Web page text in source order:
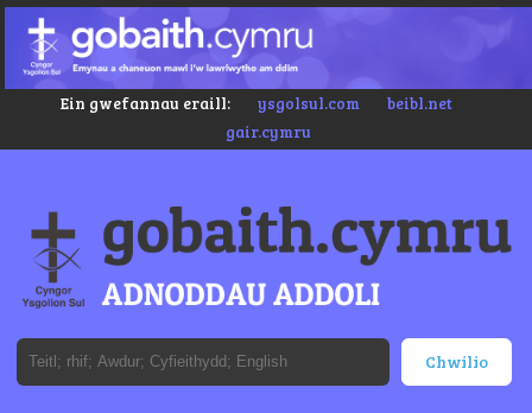
Ein gwefannau eraill: ysgolsul.com
beibl.net
gair.cymru